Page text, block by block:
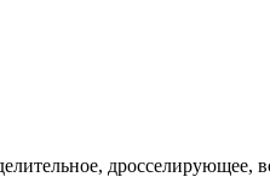
дросселирующее,